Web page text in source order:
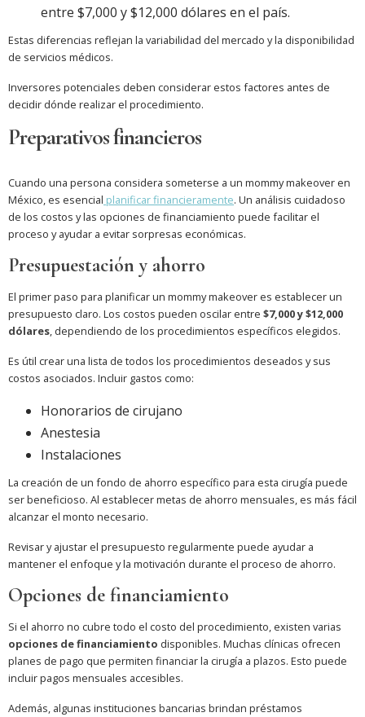
entre $7,000 y $12,000 dólares en el país.
Estas diferencias reflejan la variabilidad del mercado y la disponibilidad
de servicios médicos.
Inversores potenciales deben considerar estos factores antes de
decidir dónde realizar el procedimiento.
Preparativos financieros
Cuando una persona considera someterse a un mommy makeover en
México, es esencial planificar financieramente. Un análisis cuidadoso
de los costos y las opciones de financiamiento puede facilitar el
proceso y ayudar a evitar sorpresas económicas.
Presupuestación y ahorro
El primer paso para planificar un mommy makeover es establecer un
presupuesto claro. Los costos pueden oscilar entre $7,000 y $12,000
dólares, dependiendo de los procedimientos específicos elegidos.
Es útil crear una lista de todos los procedimientos deseados y sus
costos asociados. Incluir gastos como:
Honorarios de cirujano
Anestesia
Instalaciones
La creación de un fondo de ahorro específico para esta cirugía puede
ser beneficioso. Al establecer metas de ahorro mensuales, es más fácil
alcanzar el monto necesario.
Revisar y ajustar el presupuesto regularmente puede ayudar a
mantener el enfoque y la motivación durante el proceso de ahorro.
Opciones de financiamiento
Si el ahorro no cubre todo el costo del procedimiento, existen varias
opciones de financiamiento disponibles. Muchas clínicas ofrecen
planes de pago que permiten financiar la cirugía a plazos. Esto puede
incluir pagos mensuales accesibles.
Además, algunas instituciones bancarias brindan préstamos